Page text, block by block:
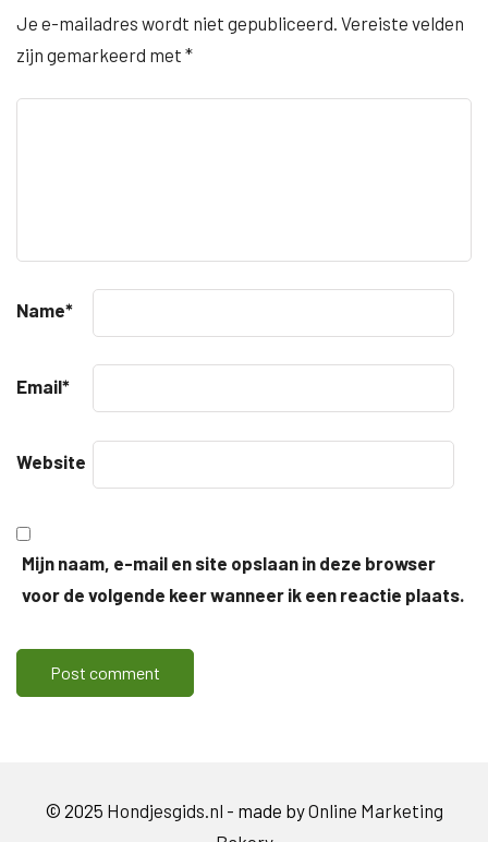
Je e-mailadres wordt niet gepubliceerd. Vereiste velden
zijn gemarkeerd met *
Name*
Email*
Website
Mijn naam, e-mail en site opslaan in deze browser
voor de volgende keer wanneer ik een reactie plaats.
© 2025 Hondjesgids.nl - made byOnline Marketing